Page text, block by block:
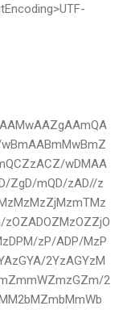
wDMAA
ZgD/mQD/zAD//z
zP/ADP/MzP
2YzAGYzM
2